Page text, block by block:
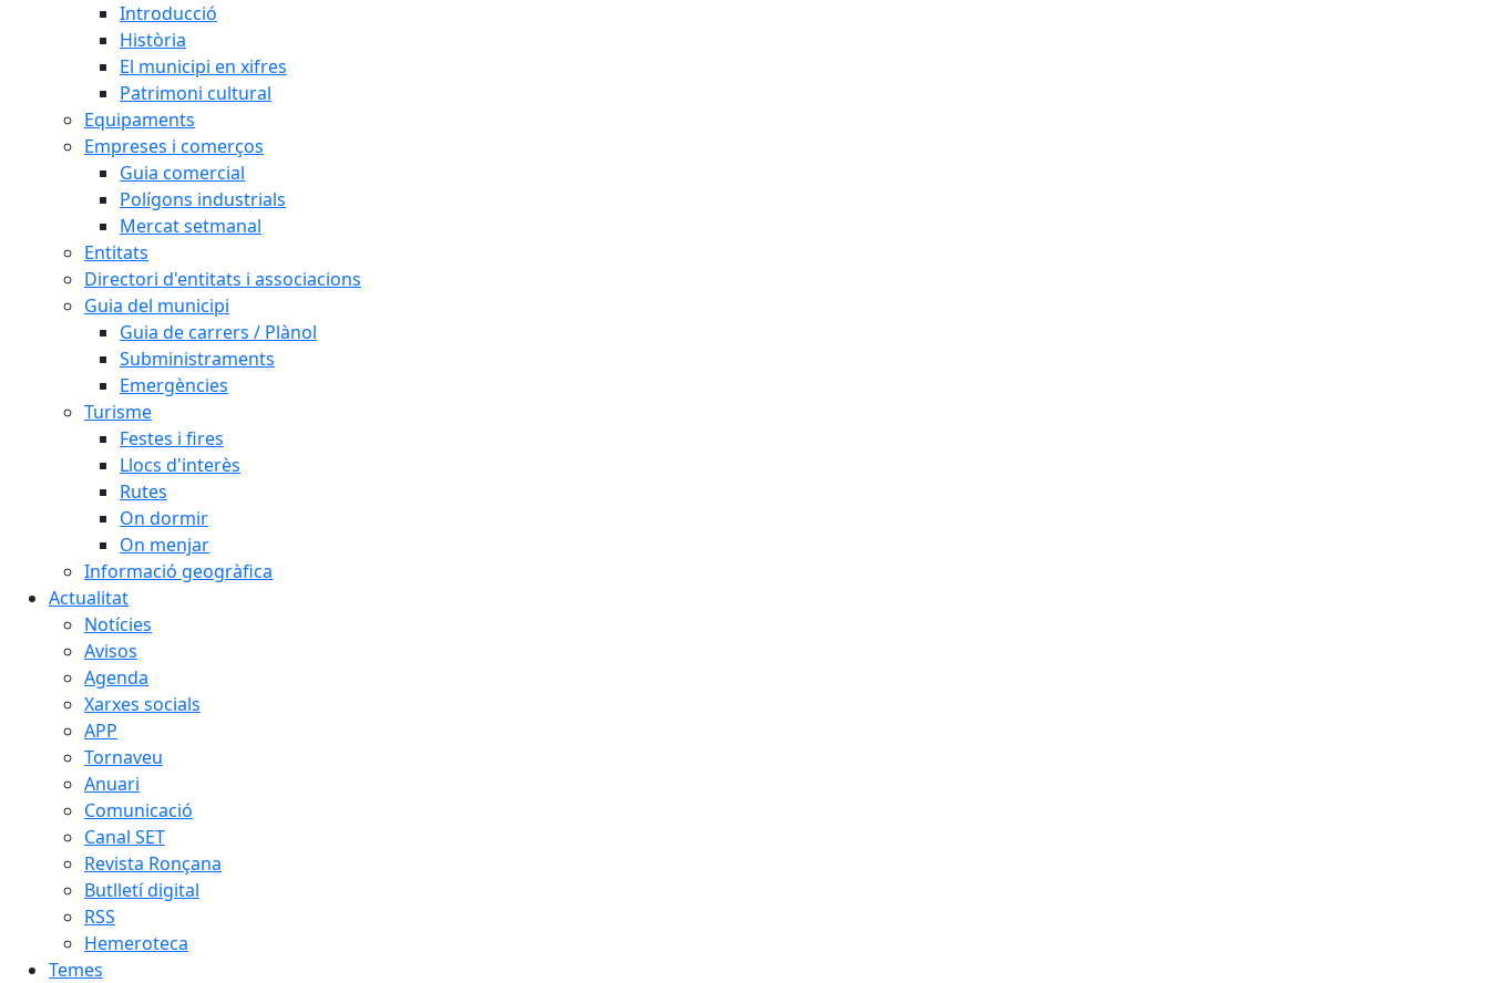
Introducció
Història
El municipi en xifres
Patrimoni cultural
Equipaments
Empreses i comerços
Guia comercial
Polígons industrials
Mercat setmanal
Entitats
Directori d'entitats i associacions
Guia del municipi
Guia de carrers / Plànol
Subministraments
Emergències
Turisme
Festes i fires
Llocs d'interès
Rutes
On dormir
On menjar
Informació geogràfica
Actualitat
Notícies
Avisos
Agenda
Xarxes socials
APP
Tornaveu
Anuari
Comunicació
Canal SET
Revista Ronçana
Butlletí digital
RSS
Hemeroteca
Temes